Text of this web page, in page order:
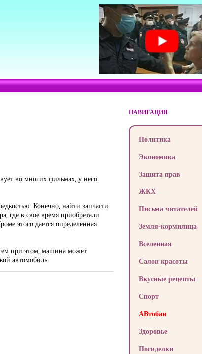
во многих фильмах, у него
Конечно, найти запчасти
где в свое время приобретали
этого дается определенная
при этом, машина может
автомобиль.
НАВИГАЦИЯ
Политика
Экономика
Защита прав
ЖКХ
Письма читателей
Земля-кормилица
Вселенная
Салон красоты
Вкусные рецепты
Спорт
АВтобан
Здоровье
Посиделки